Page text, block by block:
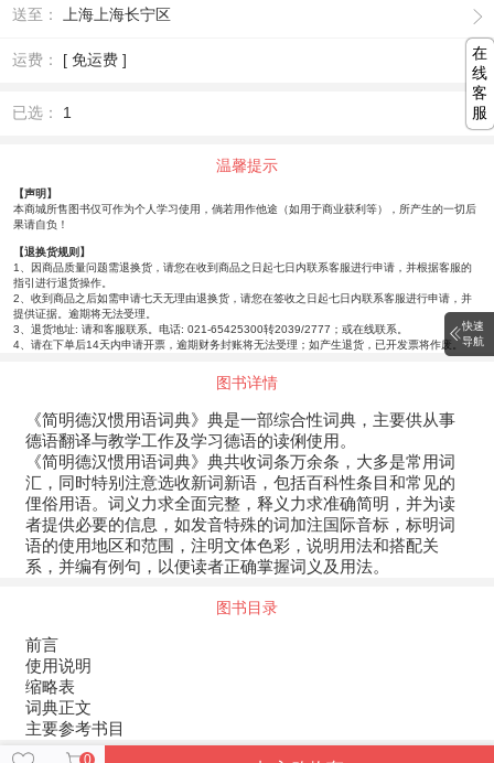
送至： 上海上海长宁区
运费： [ 免运费 ]
已选： 1
温馨提示
【声明】
本商城所售图书仅可作为个人学习使用，倘若用作他途（如用于商业获利等），所产生的一切后
果请自负！
【退换货规则】
1、因商品质量问题需退换货，请您在收到商品之日起七日内联系客服进行申请，并根据客服的
指引进行退货操作。
2、收到商品之后如需申请七天无理由退换货，请您在签收之日起七日内联系客服进行申请，并
提供证据。逾期将无法受理。
3、退货地址: 请和客服联系。电话: 021-65425300转2039/2777；或在线联系。
4、请在下单后14天内申请开票，逾期财务封账将无法受理；如产生退货，已开发票将作废。
图书详情
《简明德汉惯用语词典》典是一部综合性词典，主要供从事
德语翻译与教学工作及学习德语的读俐使用。
《简明德汉惯用语词典》典共收词条万余条，大多是常用词
汇，同时特别注意选收新词新语，包括百科性条目和常见的
俚俗用语。词义力求全面完整，释义力求准确简明，并为读
者提供必要的信息，如发音特殊的词加注国际音标，标明词
语的使用地区和范围，注明文体色彩，说明用法和搭配关
系，并编有例句，以便读者正确掌握词义及用法。
图书目录
前言
使用说明
缩略表
词典正文
主要参考书目
0
快速
导航
在
线
客
服